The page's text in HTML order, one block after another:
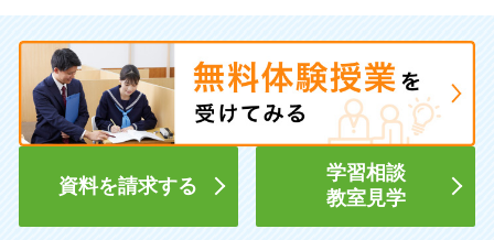
資料を請求する
学習相談
教室見学